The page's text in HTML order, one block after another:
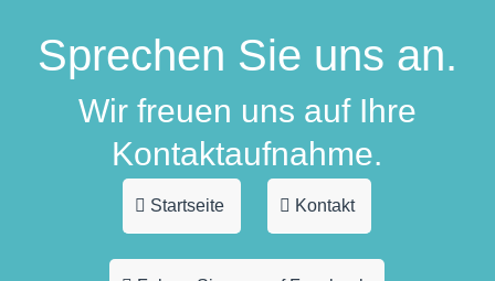
Sprechen Sie uns an.
Wir freuen uns auf Ihre
Kontaktaufnahme.
Startseite Kontakt